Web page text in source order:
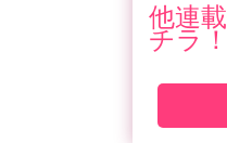
他連
チラ！